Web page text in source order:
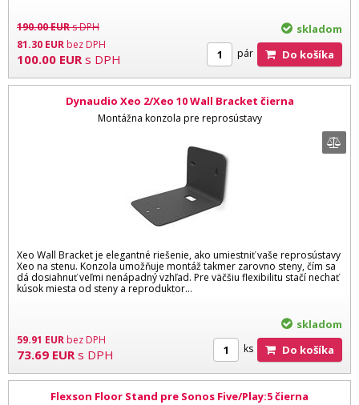
190.00EURs DPH
81.30 EURbez DPH
100.00 EUR s DPH
skladom
pár Do košíka
Dynaudio Xeo 2/Xeo 10 Wall Bracket čierna
Montážna konzola pre reprosústavy
Xeo Wall Bracket je elegantné riešenie, ako umiestniť vaše reprosústavy
Xeo na stenu. Konzola umožňuje montáž takmer zarovno steny, čím sa
dá dosiahnuť veľmi nenápadný vzhľad. Pre väčšiu flexibilitu stačí nechať
kúsok miesta od steny a reproduktor...
59.91 EURbez DPH
73.69 EUR s DPH
skladom
ks Do košíka
Flexson Floor Stand pre Sonos Five/Play:5 čierna